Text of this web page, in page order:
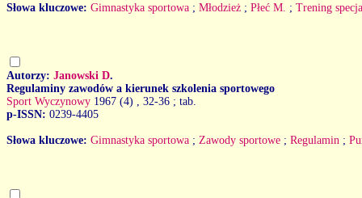
Słowa kluczowe: Gimnastyka sportowa ; Młodzież ; Płeć M. ; Trening
Autorzy: Janowski D.
Regulaminy zawodów a kierunek szkolenia sportowego
Sport Wyczynowy 1967 (4)
, 32-36 ; tab.
p-ISSN: 0239-4405
Słowa kluczowe: Gimnastyka sportowa ; Zawody sportowe ; Regulamin ;